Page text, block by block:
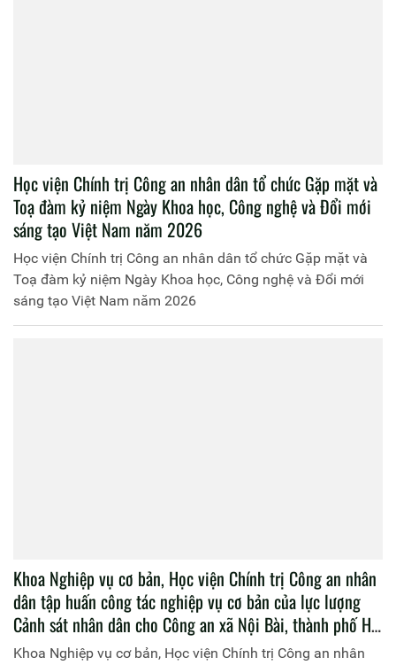
Học viện Chính trị Công an nhân dân tổ chức Gặp mặt và
Toạ đàm kỷ niệm Ngày Khoa học, Công nghệ và Đổi mới
sáng tạo Việt Nam năm 2026
Học viện Chính trị Công an nhân dân tổ chức Gặp mặt và
Toạ đàm kỷ niệm Ngày Khoa học, Công nghệ và Đổi mới
sáng tạo Việt Nam năm 2026
Khoa Nghiệp vụ cơ bản, Học viện Chính trị Công an nhân
dân tập huấn công tác nghiệp vụ cơ bản của lực lượng
Cảnh sát nhân dân cho Công an xã Nội Bài, thành phố Hà
Nội
Khoa Nghiệp vụ cơ bản, Học viện Chính trị Công an nhân